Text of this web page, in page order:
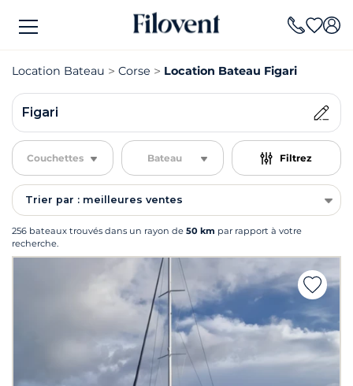
Location Bateau Corse Location Bateau Figari
Figari
Couchettes Bateau Filtrez
Trier par : meilleures ventes
256 bateaux trouvés dans un rayon de 50 km par rapport à votre
recherche.